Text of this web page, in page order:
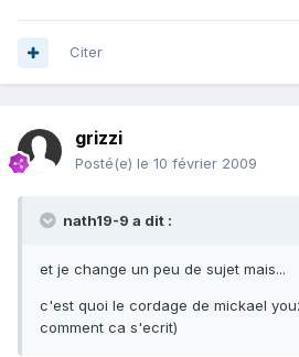
Citer
grizzi
Posté(e) le 10 février 2009
nath19-9 a dit :
et je change un peu de sujet mais...
c'est quoi le cordage de mickael
comment ca s'ecrit)